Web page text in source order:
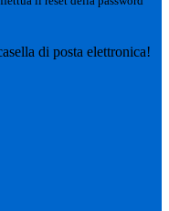
di posta elettronica!